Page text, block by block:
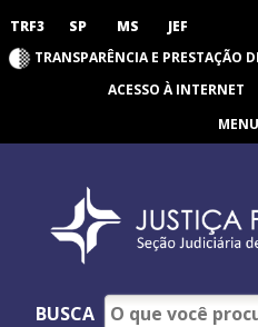
TRF3 SP MS JEF
TRANSPARÊNCIA E PRESTAÇÃO
ACESSO À INTERNET
MENU
BUSCA